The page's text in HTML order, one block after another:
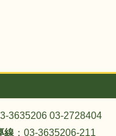
3635206 03-2728404
線：03-3635206-211